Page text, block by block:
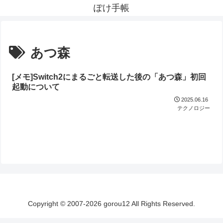
ぽけ手帳
あつ森
[メモ]Switch2にまるごと転送した後の「あつ森」初回
起動について
2025.06.16
テクノロジー
Copyright © 2007-2026 gorou12 All Rights Reserved.